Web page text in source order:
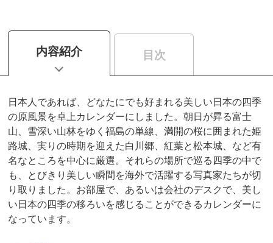
内容紹介 目次
日本人であれば、どなたにでも好まれる美しい日本の四季
の原風景を卓上カレンダーにしました。朝日が昇る富士
山、雪深い山林をゆく福島の単線、満開の桜に囲まれた姫
路城、実りの時期を迎えた白川郷、紅葉と松本城、など有
名なところを中心に厳選。それらの場所で巡る四季の中で
も、とびきり美しい瞬間を海外で活躍する写真家たちが切
り取りました。お部屋で、あるいは会社のデスクで、美し
い日本の四季の移ろいを感じることができるカレンダーに
なっています。